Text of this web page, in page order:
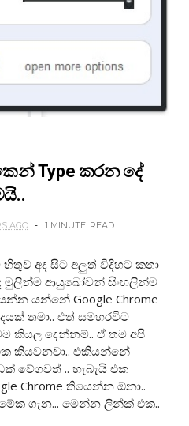
Type කරන දේ
AGO 1 MINUTE READ
අද සිට අලුත් විදිහට කතා
මුලින්ම ආයුබෝවන් සිංහලින්ම
යන්නේ Google Chrome
තමා.. එත් සමහරවිට
කියල දෙන්නම්.. ඒ තම අපි
කියවනවා.. එකියන්නේ
වේගවත් .. හැබැයි එක
Chrome තියෙන්න ඕනා..
ගැන... මෙන්න ලින්ක් එක..